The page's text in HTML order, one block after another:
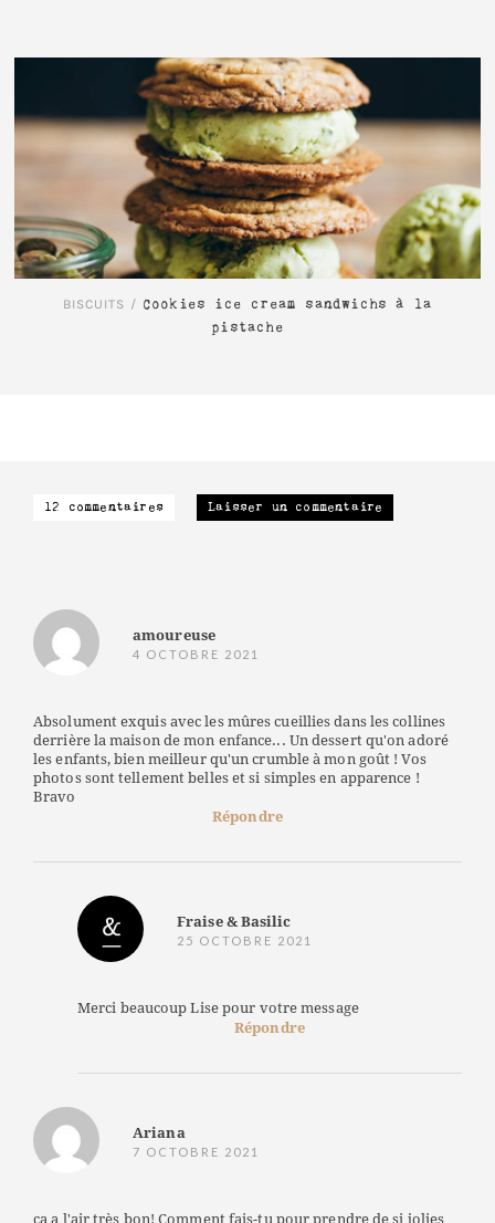
LIRE L'ARTICLE
BISCUITS / Cookies ice cream sandwichs à la
pistache
12 commentaires Laisser un commentaire
amoureuse
4 OCTOBRE 2021
Absolument exquis avec les mûres cueillies dans les collines
derrière la maison de mon enfance... Un dessert qu'on adoré
les enfants, bien meilleur qu'un crumble à mon goût ! Vos
photos sont tellement belles et si simples en apparence !
Bravo
Répondre
Fraise & Basilic
25 OCTOBRE 2021
Merci beaucoup Lise pour votre message
Répondre
Ariana
7 OCTOBRE 2021
ça a l'air très bon! Comment fais-tu pour prendre de si jolies